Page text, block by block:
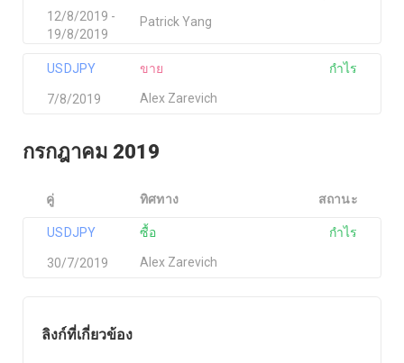
ลิงก์ที่เกี่ยวข้อง
Patrick Yang
12/8/2019 -
19/8/2019
USDJPY
Alex Zarevich
ขาย
7/8/2019
กำไร
กรกฎาคม 2019
คู่ ทิศทาง สถานะ
USDJPY
Alex Zarevich
ซื้อ
30/7/2019
กำไร